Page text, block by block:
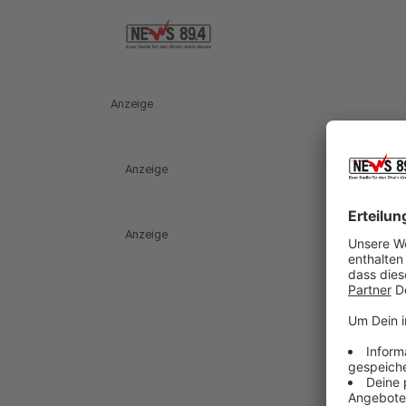
Anzeige
Anzeige
Anzeige